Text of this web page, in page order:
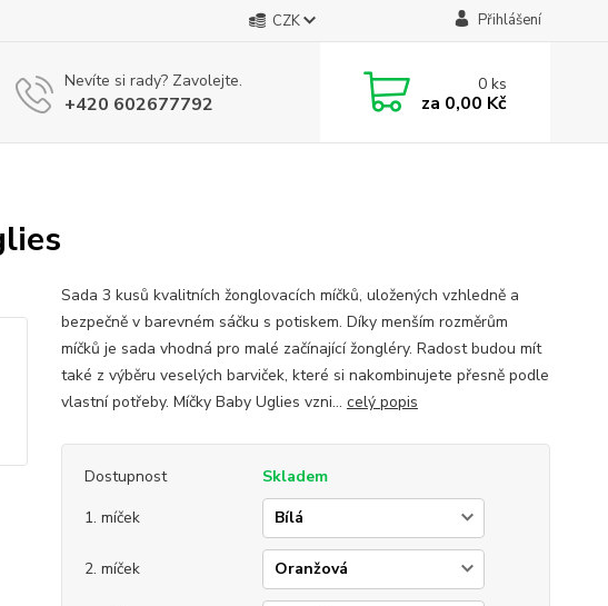
CZK Přihlášení
Nevíte si rady? Zavolejte.
+420 602677792
0ks
za 0,00 Kč
Sada 3 kusů kvalitních žonglovacích míčků, uložených vzhledně a
bezpečně v barevném sáčku s potiskem. Díky menším rozměrům
míčků je sada vhodná pro malé začínající žongléry. Radost budou mít
také z výběru veselých barviček, které si nakombinujete přesně podle
vlastní potřeby. Míčky Baby Uglies vzni... celý popis
Dostupnost
Skladem
1. míček
2. míček